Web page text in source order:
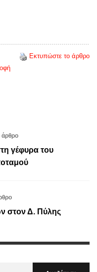
Εκτυπώστε το άρθρο
άρθρο
γέφυρα του
στον Δ. Πύλης